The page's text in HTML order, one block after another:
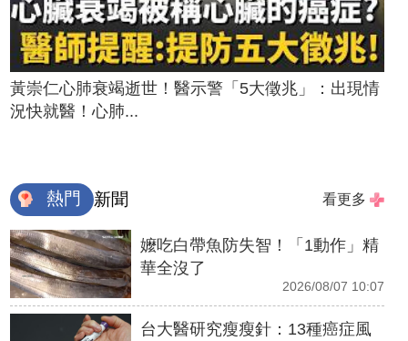
黃崇仁心肺衰竭逝世！醫示警「5大徵兆」：出現情
況快就醫！心肺...
熱門 新聞 看更多
嬤吃白帶魚防失智！「1動作」精
華全沒了
2026/08/07 10:07
台大醫研究瘦瘦針：13種癌症風